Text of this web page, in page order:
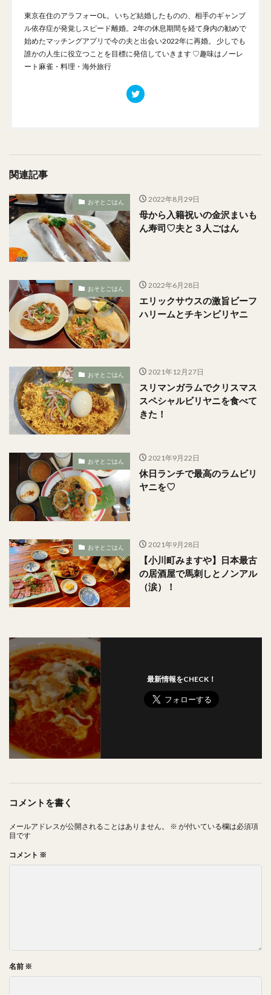
東京在住のアラフォーOL。 いちど結婚したものの、相手のギャンブ
ル依存症が発覚しスピード離婚。2年の休息期間を経て身内の勧めで
始めたマッチングアプリで今の夫と出会い2022年に再婚。 少しでも
誰かの人生に役立つことを目標に発信していきます ♡趣味はノーレ
ート麻雀・料理・海外旅行
関連記事
おそとごはん 2022年8月29日
母から入籍祝いの金沢まいも
ん寿司♡夫と３人ごはん
おそとごはん 2022年6月28日
エリックサウスの激旨ビーフ
ハリームとチキンビリヤニ
おそとごはん 2021年12月27日
スリマンガラムでクリスマス
スペシャルビリヤニを食べて
きた！
おそとごはん 2021年9月22日
休日ランチで最高のラムビリ
ヤニを♡
おそとごはん 2021年9月28日
【小川町みますや】日本最古
の居酒屋で馬刺しとノンアル
（涙）！
最新情報をCHECK！
コメントを書く
メールアドレスが公開されることはありません。 ※ が付いている欄は必須項
目です
コメント ※
名前 ※